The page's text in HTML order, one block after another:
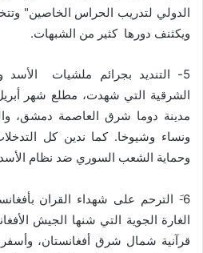
الدولي لتدريب الحراس الخاصين"
ويكثنف دورها كثير من الشبهات.
5- التنديد بجرائم ملشيات
الشرقية التي شهدت، مطلع شهر
مدينة دوما شرق العاصمة دمشق،
ونساء وشيوخا. كما ندين كل
وحماية الشعب السوري ضد نظام الأسد
6-َ الترحم على شهداء القران
الغارة الجوية التي شنها الجيش
قرآنية شمال شرق أفغانستان،